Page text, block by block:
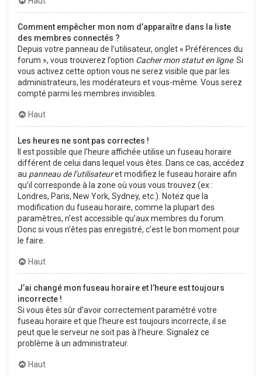
Comment empêcher mon nom d’apparaître dans la liste
des membres connectés ?
Depuis votre panneau de l’utilisateur, onglet « Préférences du
forum », vous trouverez l’option Cacher mon statut en ligne. Si
vous activez cette option vous ne serez visible que par les
administrateurs, les modérateurs et vous-même. Vous serez
compté parmi les membres invisibles.
Haut
Les heures ne sont pas correctes !
Il est possible que l’heure affichée utilise un fuseau horaire
différent de celui dans lequel vous êtes. Dans ce cas, accédez
au panneau de l’utilisateuret modifiez le fuseau horaire afin
qu’il corresponde à la zone où vous vous trouvez (ex :
Londres, Paris, New York, Sydney, etc.). Notez que la
modification du fuseau horaire, comme la plupart des
paramètres, n’est accessible qu’aux membres du forum.
Donc si vous n’êtes pas enregistré, c’est le bon moment pour
le faire.
Haut
J’ai changé mon fuseau horaire et l’heure est toujours
incorrecte !
Si vous êtes sûr d’avoir correctement paramétré votre
fuseau horaire et que l’heure est toujours incorrecte, il se
peut que le serveur ne soit pas à l’heure. Signalez ce
problème à un administrateur.
Haut